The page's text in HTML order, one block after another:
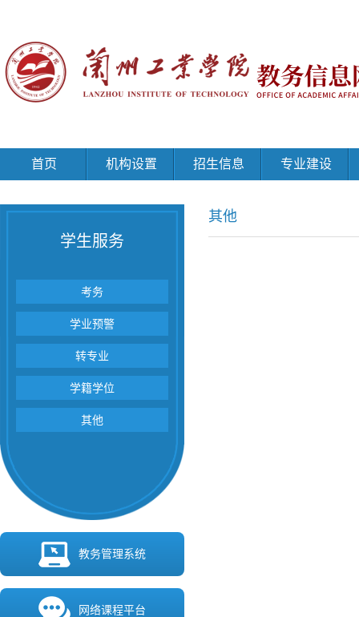
首页 机构设置 招生信息 专业建设
学生服务
考务
学业预警
转专业
学籍学位
其他
教务管理系统
网络课程平台
其他